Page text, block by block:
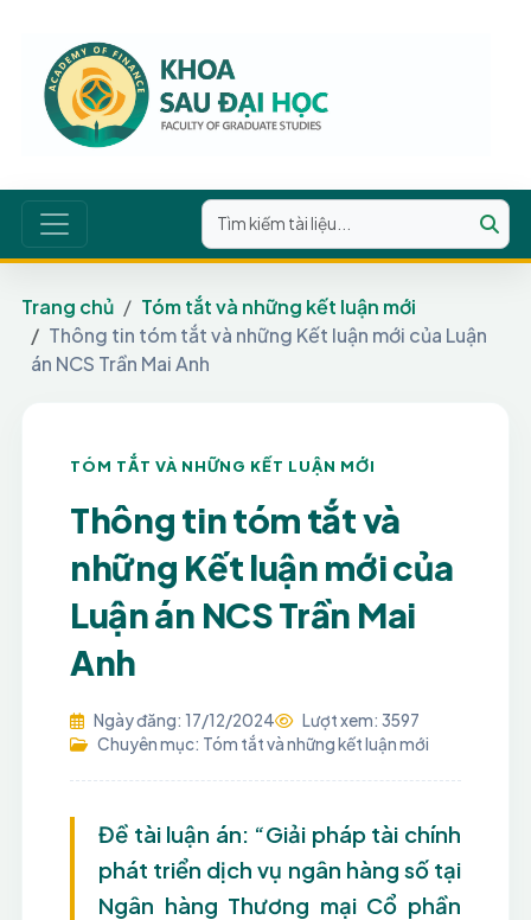
Trang chủ
Tóm tắt và những kết luận mới
Thông tin tóm tắt và những Kết luận mới của Luận
án NCS Trần Mai Anh
TÓM TẮT VÀ NHỮNG KẾT LUẬN MỚI
Thông tin tóm tắt và
những Kết luận mới của
Luận án NCS Trần Mai
Anh
Ngày đăng: 17/12/2024
Lượt xem: 3597
Chuyên mục: Tóm tắt và những kết luận mới
Đề tài luận án: “Giải pháp tài chính
phát triển dịch vụ ngân hàng số tại
Ngân hàng Thương mại Cổ phần